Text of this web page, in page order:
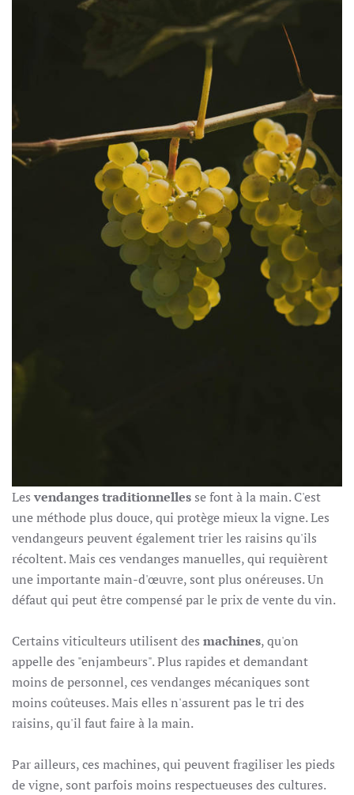
Les vendanges traditionnelles se font à la main. C'est
une méthode plus douce, qui protège mieux la vigne. Les
vendangeurs peuvent également trier les raisins qu'ils
récoltent. Mais ces vendanges manuelles, qui requièrent
une importante main-d'œuvre, sont plus onéreuses. Un
défaut qui peut être compensé par le prix de vente du vin.
Certains viticulteurs utilisent des machines, qu'on
appelle des "enjambeurs". Plus rapides et demandant
moins de personnel, ces vendanges mécaniques sont
moins coûteuses. Mais elles n'assurent pas le tri des
raisins, qu'il faut faire à la main.
Par ailleurs, ces machines, qui peuvent fragiliser les pieds
de vigne, sont parfois moins respectueuses des cultures.